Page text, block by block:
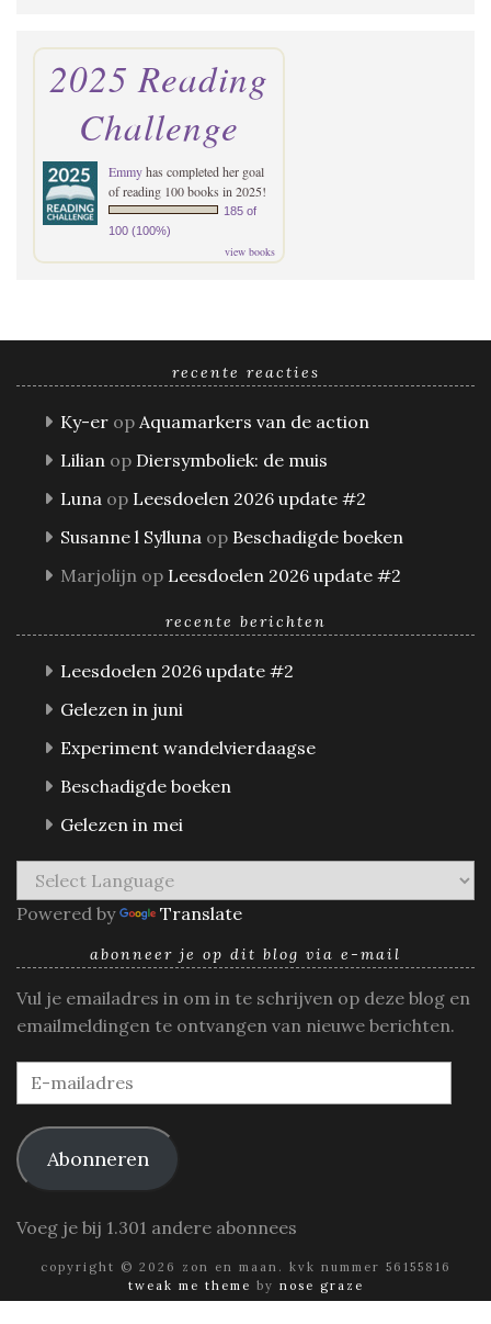
2025 Reading
Challenge
Emmyhas completed her goal
of reading 100 books in 2025!
185 of
100 (100%)
view books
recente reacties
Ky-er op Aquamarkers van de action
Lilian op Diersymboliek: de muis
Luna op Leesdoelen 2026 update #2
Susanne l Sylluna op Beschadigde boeken
Marjolijn op Leesdoelen 2026 update #2
recente berichten
Leesdoelen 2026 update #2
Gelezen in juni
Experiment wandelvierdaagse
Beschadigde boeken
Gelezen in mei
Powered by Translate
abonneer je op dit blog via e-mail
Vul je emailadres in om in te schrijven op deze blog en
emailmeldingen te ontvangen van nieuwe berichten.
E-
mailadres
Abonneren
Voeg je bij 1.301 andere abonnees
copyright © 2026 zon en maan. kvk nummer 56155816
tweak me theme by nose graze